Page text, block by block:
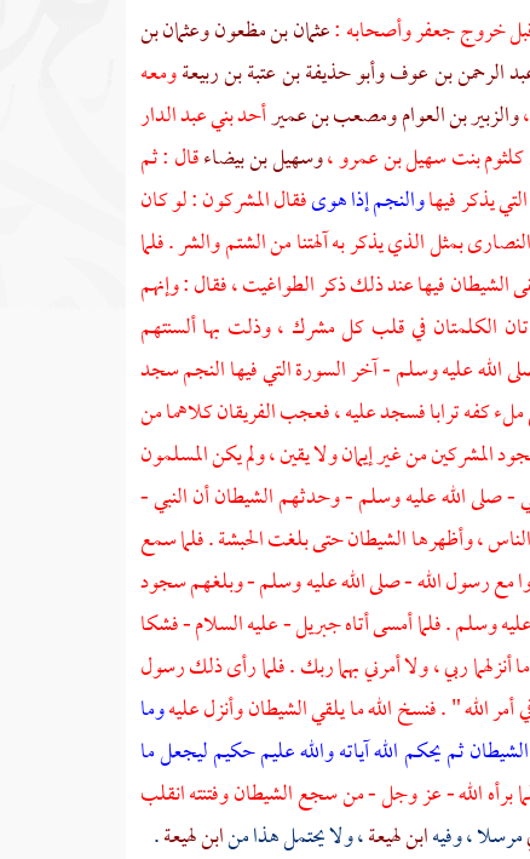
قبل خروججعفروأصحابه :عثمان بن مظعونوعثمان بن
الرحمن بن عوفوأبو حذيفة بن عتبة بن ربيعةومعه
،والزبير بن العوامومصعب بن عميرأحدبني عبد الدار
كلثوم بنت سهيل بن عمرو،وسهيل بن بيضاءقال : ثم
يذكر فيهاوالنجم إذا هوىفقال المشركون : لو كان
بمثل الذي يذكر به آلهتنا من الشتم والشر . فلما
الشيطان فيها عند ذلك ذكر الطواغيت ، فقال : وإنهم
الكلمتان في قلب كل مشرك ، وذلت بها ألسنتهم
الله عليه وسلم - آخر السورة التي فيها النجم سجد
كفه ترابا فسجد عليه ، فعجب الفريقان كلاهما من
من غير إيمان ولا يقين ، ولم يكن المسلمون
- صلى الله عليه وسلم - وحدثهم الشيطان أن النبي -
، وأظهرها الشيطان حتى بلغتالحبشة. فلما سمع
مع رسول الله - صلى الله عليه وسلم - وبلغهم سجود
وسلم . فلما أمسى أتاهجبريل- عليه السلام - فشكا
أنزلهما ربي ، ولا أمرني بهما ربك . فلما رأى ذلك رسول
الله " . فنسخ الله ما يلقي الشيطان وأنزل عليهوما
ثم يحكم الله آياته والله عليم حكيمليجعل ما
برأه الله - عز وجل - من سجع الشيطان وفتنته انقلب
مرسلا ، وفيهابن لهيعة، ولا يحتمل هذا منابن لهيعة.